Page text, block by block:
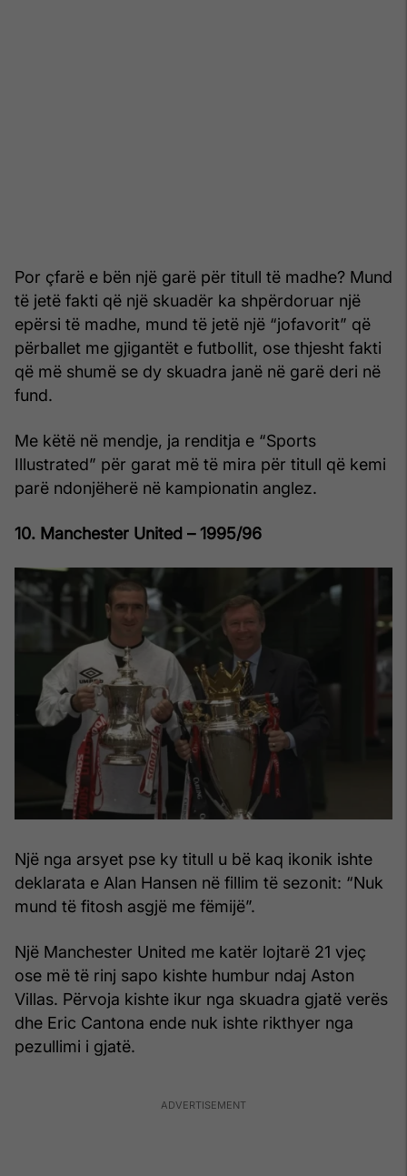
Por çfarë e bën një garë për titull të madhe? Mund
të jetë fakti që një skuadër ka shpërdoruar një
epërsi të madhe, mund të jetë një “jofavorit” që
përballet me gjigantët e futbollit, ose thjesht fakti
që më shumë se dy skuadra janë në garë deri në
fund.
Me këtë në mendje, ja renditja e “Sports
Illustrated” për garat më të mira për titull që kemi
parë ndonjëherë në kampionatin anglez.
10. Manchester United – 1995/96
Një nga arsyet pse ky titull u bë kaq ikonik ishte
deklarata e Alan Hansen në fillim të sezonit: “Nuk
mund të fitosh asgjë me fëmijë”.
Një Manchester United me katër lojtarë 21 vjeç
ose më të rinj sapo kishte humbur ndaj Aston
Villas. Përvoja kishte ikur nga skuadra gjatë verës
dhe Eric Cantona ende nuk ishte rikthyer nga
pezullimi i gjatë.